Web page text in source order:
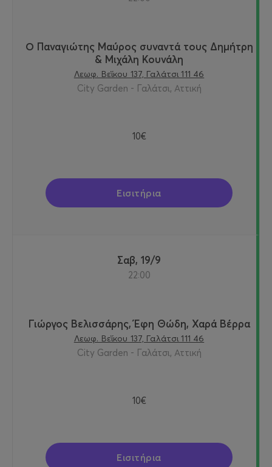
Ο Παναγιώτης Μαύρος συναντά τους Δημήτρη
& Μιχάλη Κουνάλη
Λεωφ. Βεΐκου 137, Γαλάτσι 111 46
City Garden - Γαλάτσι, Αττική
10€
Εισιτήρια
Σαβ, 19/9
22:00
Γιώργος Βελισσάρης, Έφη Θώδη, Χαρά Βέρρα
Λεωφ. Βεΐκου 137, Γαλάτσι 111 46
City Garden - Γαλάτσι, Αττική
10€
Εισιτήρια